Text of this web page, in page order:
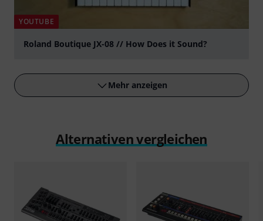
YOUTUBE
Roland Boutique JX-08 // How Does it Sound?
Mehr anzeigen
Alternativen vergleichen